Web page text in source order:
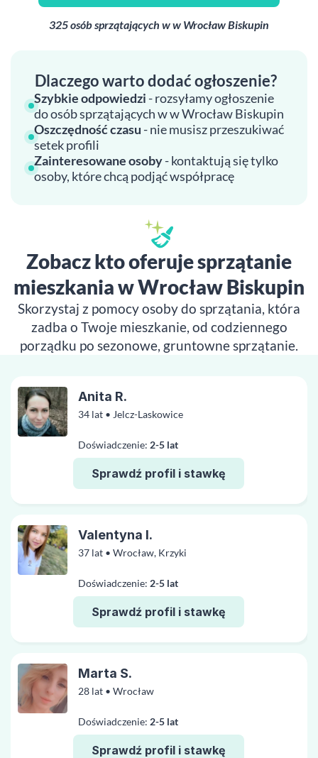
325 osób sprzątających w w Wrocław Biskupin
Dlaczego warto dodać ogłoszenie?
Szybkie odpowiedzi - rozsyłamy ogłoszenie
do osób sprzątających w w Wrocław Biskupin
Oszczędność czasu - nie musisz przeszukiwać
setek profili
Zainteresowane osoby- kontaktują się tylko
osoby, które chcą podjąć współpracę
Zobacz kto oferuje sprzątanie
mieszkania w Wrocław Biskupin
Skorzystaj z pomocy osoby do sprzątania, która
zadba o Twoje mieszkanie, od codziennego
porządku po sezonowe, gruntowne sprzątanie.
34 lat • Jelcz-Laskowice
Doświadczenie: 2-5 lat
Sprawdź profil i stawkę
Anita R.
37 lat • Wrocław, Krzyki
Doświadczenie: 2-5 lat
Sprawdź profil i stawkę
Valentyna I.
28 lat • Wrocław
Doświadczenie: 2-5 lat
Sprawdź profil i stawkę
Marta S.